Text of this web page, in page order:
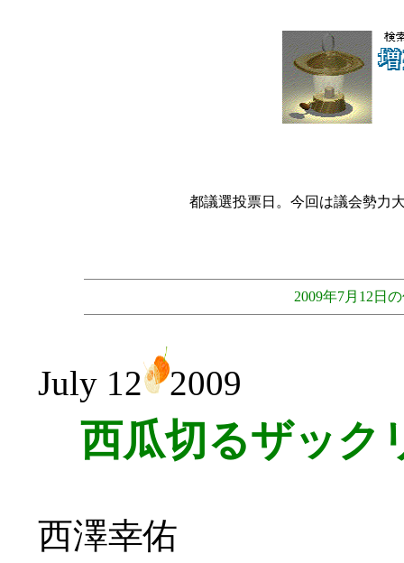
都議選投票日。今回は議会勢力
2009年7月12日
July 12 2009
西瓜切るザック
西澤幸佑